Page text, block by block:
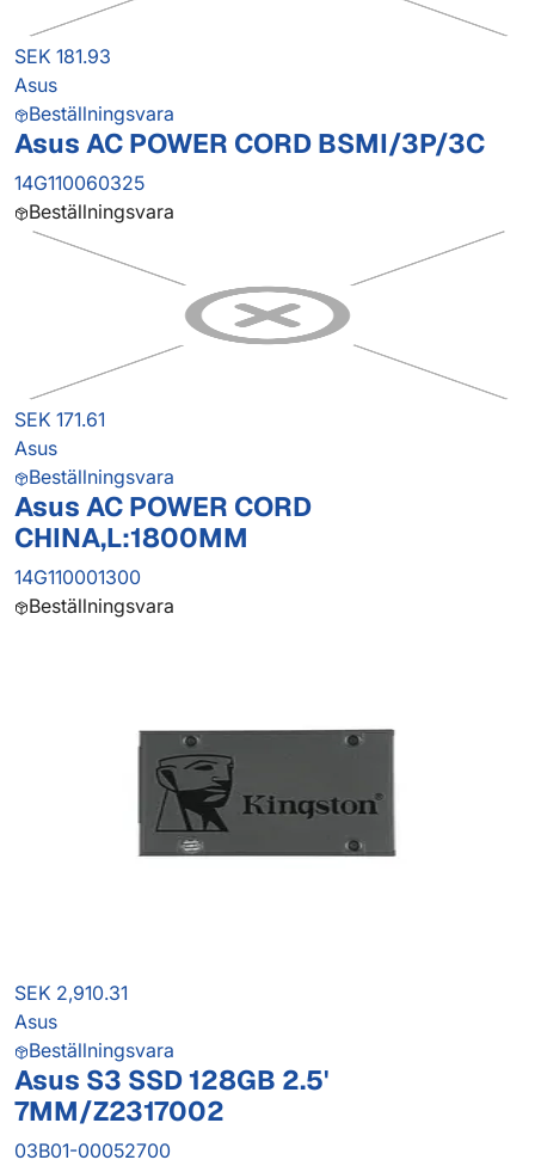
SEK 181.93
Asus
Beställningsvara
Asus AC POWER CORD BSMI/3P/3C
14G110060325
Beställningsvara
SEK 171.61
Asus
Beställningsvara
Asus AC POWER CORD
CHINA,L:1800MM
14G110001300
Beställningsvara
SEK 2,910.31
Asus
Beställningsvara
Asus S3 SSD 128GB 2.5'
7MM/Z2317002
03B01-00052700